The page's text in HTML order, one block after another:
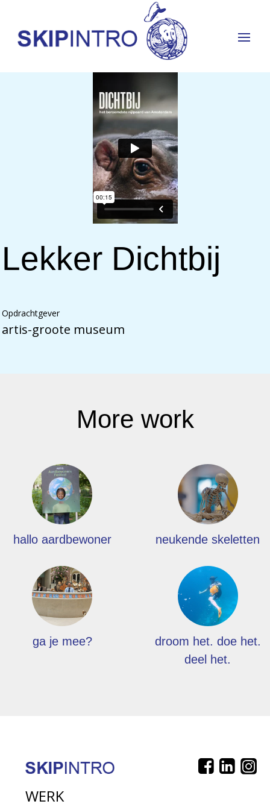
Lekker Dichtbij
Opdrachtgever
artis-groote museum
More work
hallo aardbewoner neukende skeletten
ga je mee?
droom het. doe het.
deel het.
WERK